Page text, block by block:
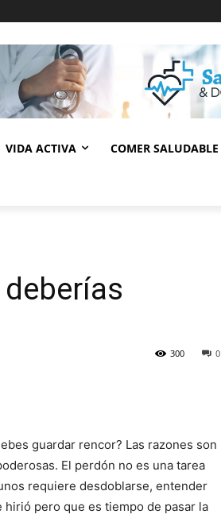
VIDA ACTIVA COMER SALUDABLE
0
300
guardar rencor? Las razones son
El perdón no es una tarea
requiere desdoblarse, entender
hirió pero que es tiempo de pasar la